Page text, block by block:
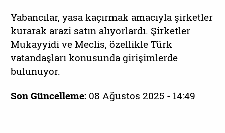
Yabancılar, yasa kaçırmak amacıyla şirketler
kurarak arazi satın alıyorlardı. Şirketler
Mukayyidi ve Meclis, özellikle Türk
vatandaşları konusunda girişimlerde
bulunuyor.
Son Güncelleme: 08 Ağustos 2025 - 14:49